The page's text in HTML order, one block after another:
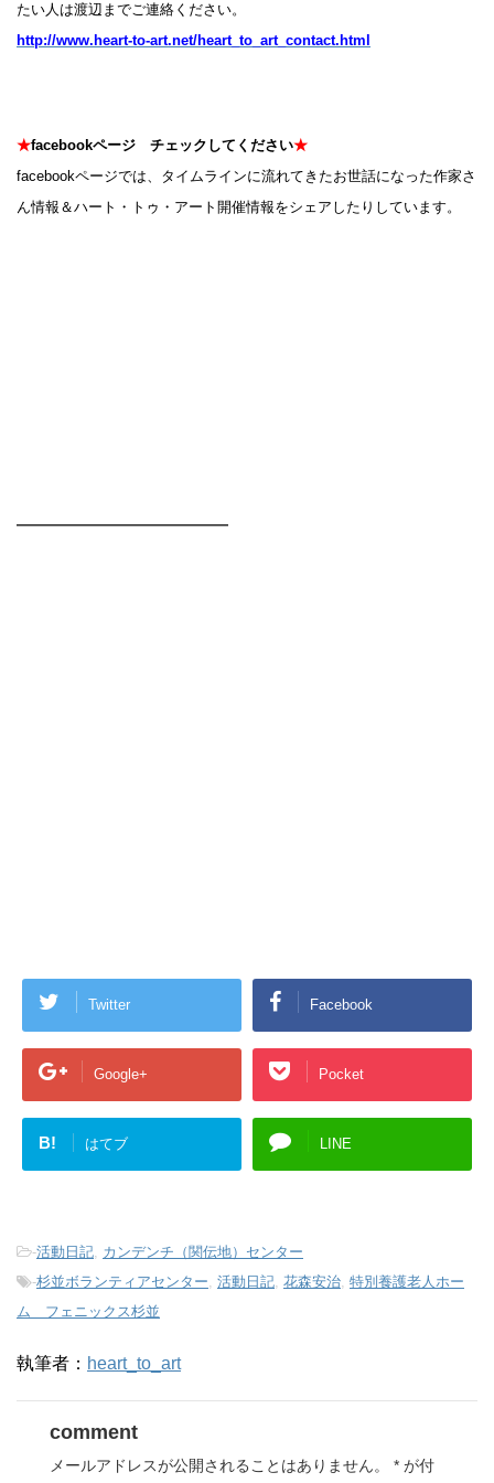
たい人は渡辺までご連絡ください。
http://www.heart-to-art.net/heart_to_art_contact.html
★facebookページ チェックしてください★
facebookページでは、タイムラインに流れてきたお世話になった作家さ
ん情報＆ハート・トゥ・アート開催情報をシェアしたりしています。
━━━━━━━━━━━━
Twitter Facebook
Google+ Pocket
B! はてブ LINE
-活動日記 カンデンチ（関伝地）センター
-杉並ボランティアセンター 活動日記 花森安治 特別養護老人ホー
ム フェニックス杉並
執筆者： heart_to_art
comment
メールアドレスが公開されることはありません。 * が付